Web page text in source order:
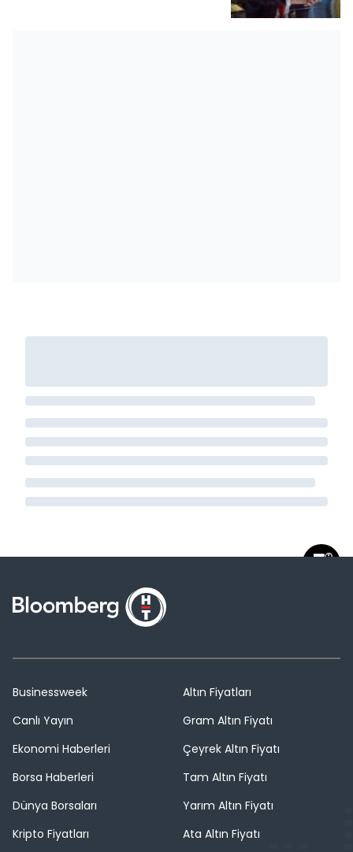
Businessweek
Canlı Yayın
Ekonomi Haberleri
Borsa Haberleri
Dünya Borsaları
Kripto Fiyatları
Altın Fiyatları
Gram Altın Fiyatı
Çeyrek Altın Fiyatı
Tam Altın Fiyatı
Yarım Altın Fiyatı
Ata Altın Fiyatı